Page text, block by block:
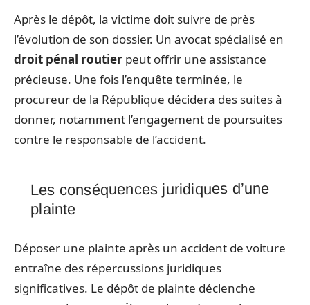
Après le dépôt, la victime doit suivre de près
l’évolution de son dossier. Un avocat spécialisé en
droit pénal routier peut offrir une assistance
précieuse. Une fois l’enquête terminée, le
procureur de la République décidera des suites à
donner, notamment l’engagement de poursuites
contre le responsable de l’accident.
Les conséquences juridiques d’une
plainte
Déposer une plainte après un accident de voiture
entraîne des répercussions juridiques
significatives. Le dépôt de plainte déclenche